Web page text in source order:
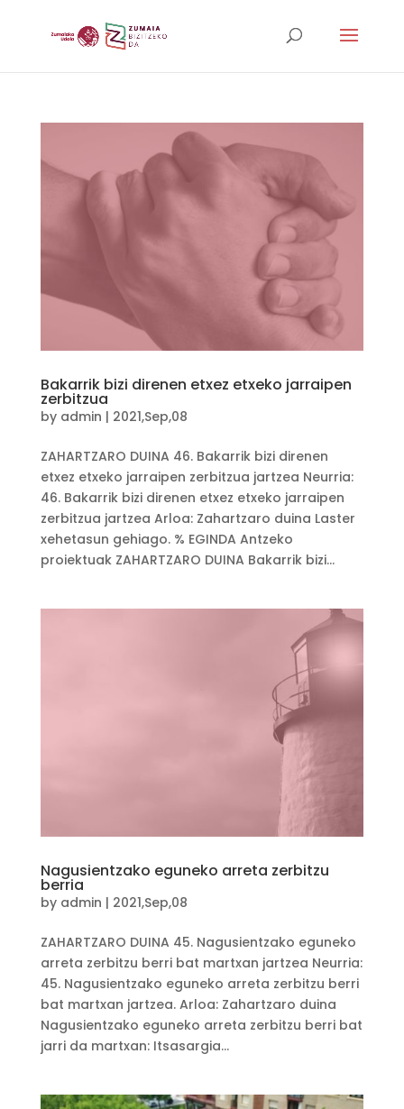
Bakarrik bizi direnen etxez etxeko jarraipen
zerbitzua
by admin | 2021,Sep,08
ZAHARTZARO DUINA 46. Bakarrik bizi direnen
etxez etxeko jarraipen zerbitzua jartzea Neurria:
46. Bakarrik bizi direnen etxez etxeko jarraipen
zerbitzua jartzea Arloa: Zahartzaro duina Laster
xehetasun gehiago. % EGINDA Antzeko
proiektuak ZAHARTZARO DUINA Bakarrik bizi...
Nagusientzako eguneko arreta zerbitzu
berria
by admin | 2021,Sep,08
ZAHARTZARO DUINA 45. Nagusientzako eguneko
arreta zerbitzu berri bat martxan jartzea Neurria:
45. Nagusientzako eguneko arreta zerbitzu berri
bat martxan jartzea. Arloa: Zahartzaro duina
Nagusientzako eguneko arreta zerbitzu berri bat
jarri da martxan: Itsasargia...